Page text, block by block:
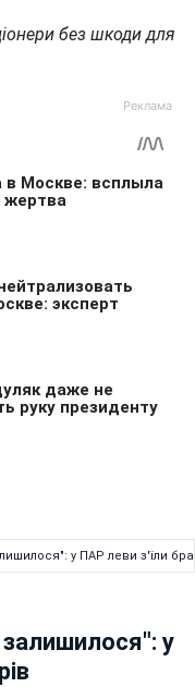
без шкоди для
у ПАР леви з'їли
у